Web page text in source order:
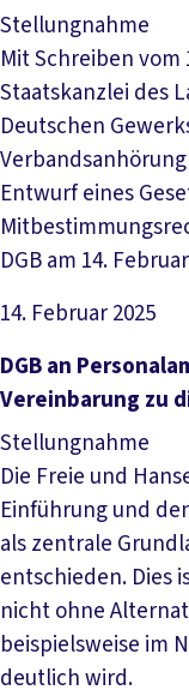
Stellungnahme
Mit Schreiben vom
Staatskanzlei des
Deutschen
Entwurf eines
DGB am 14.
14. Februar 2025
Datei
DGB an
Vereinbarung zu
Stellungnahme
Die Freie und
Einführung und
als zentrale
entschieden. Dies
nicht ohne
beispielsweise im
deutlich wird.